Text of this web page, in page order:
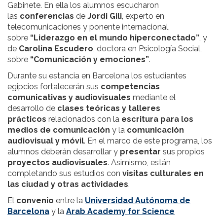
Gabinete. En ella los alumnos escucharon
las conferencias de Jordi Gili, experto en
telecomunicaciones y ponente internacional,
sobre “Liderazgo en el mundo hiperconectado”, y
de Carolina Escudero, doctora en Psicología Social,
sobre “Comunicación y emociones”.
Durante su estancia en Barcelona los estudiantes
egipcios fortalecerán sus competencias
comunicativas y audiovisuales mediante el
desarrollo de clases teóricas y talleres
prácticos relacionados con la escritura para los
medios de comunicación y la comunicación
audiovisual y móvil. En el marco de este programa, los
alumnos deberán desarrollar y presentar sus propios
proyectos audiovisuales. Asimismo, están
completando sus estudios con visitas culturales en
las ciudad y otras actividades.
El convenio entre la Universidad Autónoma de
Barcelona y la Arab Academy for Science